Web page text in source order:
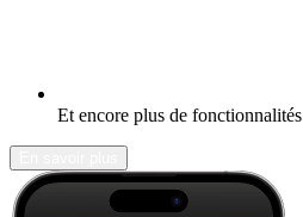
Et encore plus de fonctionnalités